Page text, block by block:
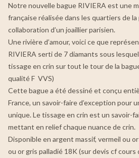
Notre nouvelle bague RIVIERA est une
française réalisée dans les quartiers de la
collaboration d’un joaillier parisien.
Une rivière d’amour, voici ce que
RIVIERA serti de 7 diamants sous
tissage en crin sur tout le tour de la
qualité F VVS)
Cette bague a été dessiné et conçu
France, un savoir-faire d’exception pour
unique. Le tissage en crin est un savoir-
mettant en relief chaque nuance de crin.
Disponible en argent massif, vermeil ou
ou or gris palladié 18K (sur devis cf cours